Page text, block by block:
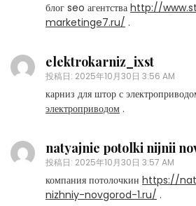
блог seo агентства http://
marketinge7.ru/ .
elektrokarniz_ixst
投稿日: 2025年10月30日 3:56 AM
карниз для штор с
электроприводом .
natyajnie potolki nijnii
投稿日: 2025年10月30日 3:57 AM
компания потолочкин https://
nizhniy-novgorod-1.ru/ .